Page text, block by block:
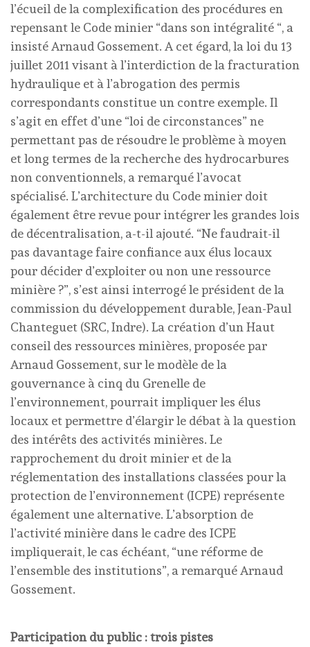
l’écueil de la complexification des procédures en
repensant le Code minier “dans son intégralité “, a
insisté Arnaud Gossement. A cet égard, la loi du 13
juillet 2011 visant à l’interdiction de la fracturation
hydraulique et à l’abrogation des permis
correspondants constitue un contre exemple. Il
s’agit en effet d’une “loi de circonstances” ne
permettant pas de résoudre le problème à moyen
et long termes de la recherche des hydrocarbures
non conventionnels, a remarqué l’avocat
spécialisé. L’architecture du Code minier doit
également être revue pour intégrer les grandes lois
de décentralisation, a-t-il ajouté. “Ne faudrait-il
pas davantage faire confiance aux élus locaux
pour décider d’exploiter ou non une ressource
minière ?”, s’est ainsi interrogé le président de la
commission du développement durable, Jean-Paul
Chanteguet (SRC, Indre). La création d’un Haut
conseil des ressources minières, proposée par
Arnaud Gossement, sur le modèle de la
gouvernance à cinq du Grenelle de
l’environnement, pourrait impliquer les élus
locaux et permettre d’élargir le débat à la question
des intérêts des activités minières. Le
rapprochement du droit minier et de la
réglementation des installations classées pour la
protection de l’environnement (ICPE) représente
également une alternative. L’absorption de
l’activité minière dans le cadre des ICPE
impliquerait, le cas échéant, “une réforme de
l’ensemble des institutions”, a remarqué Arnaud
Gossement.
Participation du public : trois pistes